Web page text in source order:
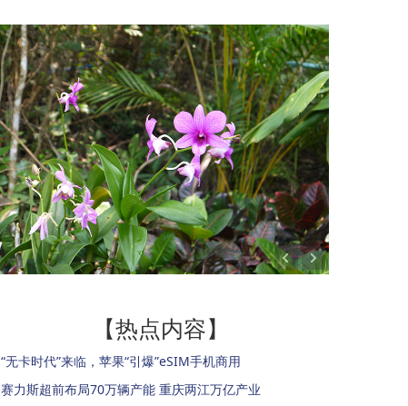
【热点内容】
“无卡时代”来临，苹果“引爆”eSIM手机商用
赛力斯超前布局70万辆产能 重庆两江万亿产业